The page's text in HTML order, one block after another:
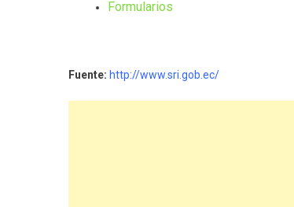
Formularios
Fuente: http://www.sri.gob.ec/